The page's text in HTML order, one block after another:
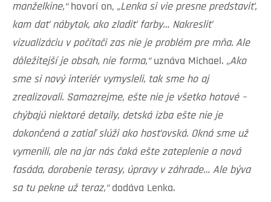
manželkine,“hovorí on, „Lenka si vie presne predstaviť,
kam dať nábytok, ako zladiť farby… Nakresliť
vizualizáciu v počítači zas nie je problém pre mňa. Ale
dôležitejší je obsah, nie forma,“uznáva Michael. „Ako
sme si nový interiér vymysleli, tak sme ho aj
zrealizovali. Samozrejme, ešte nie je všetko hotové –
chýbajú niektoré detaily, detská izba ešte nie je
dokončená a zatiaľ slúži ako hosťovská. Okná sme už
vymenili, ale na jar nás čaká ešte zateplenie a nová
fasáda, dorobenie terasy, úpravy v záhrade… Ale býva
sa tu pekne už teraz,“dodáva Lenka.